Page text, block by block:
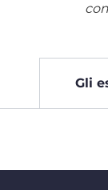
Gli